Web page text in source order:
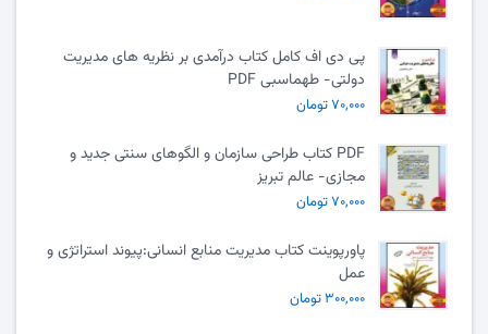
پی دی اف کامل کتاب درآمدی بر نظریه های مدیریت
دولتی- طهماسبی PDF
۷۰,۰۰۰ تومان
PDF کتاب طراحی سازمان و الگوهای سنتی جدید و
مجازی- عالم تبریز
۷۰,۰۰۰ تومان
پاورپوینت کتاب مدیریت منابع انسانی:پیوند استراتژی و
عمل
۳۰۰,۰۰۰ تومان